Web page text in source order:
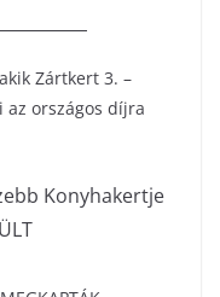
akik Zártkert 3. –
az országos díjra
Konyhakertje